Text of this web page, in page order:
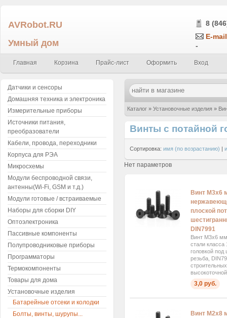
AVRobot.RU
Умный дом
8
E-
-
Главная Корзина Прайс-лист Оформить Вход
Каталог » Установочные изделия »
Винты с потайной
Сортировка: имя (по возрастанию) |
Нет параметров
Винт М3x6
плоской
DIN7991
Винт М3x6
стали класса
головкой под
резьба,
3,0 руб.
Винт М2x8
Датчики и сенсоры
Домашняя техника и электроника
Измерительные приборы
Источники питания,
преобразователи
Кабели, провода, переходники
Корпуса для РЭА
Микросхемы
Модули беспроводной связи,
антенны(Wi-Fi, GSM и т.д.)
Модули готовые / встраиваемые
Наборы для сборки DIY
Оптоэлектроника
Пассивные компоненты
Полупроводниковые приборы
Программаторы
Термокомпоненты
Товары для дома
Установочные изделия
Батарейные отсеки и колодки
Болты, винты, шурупы...